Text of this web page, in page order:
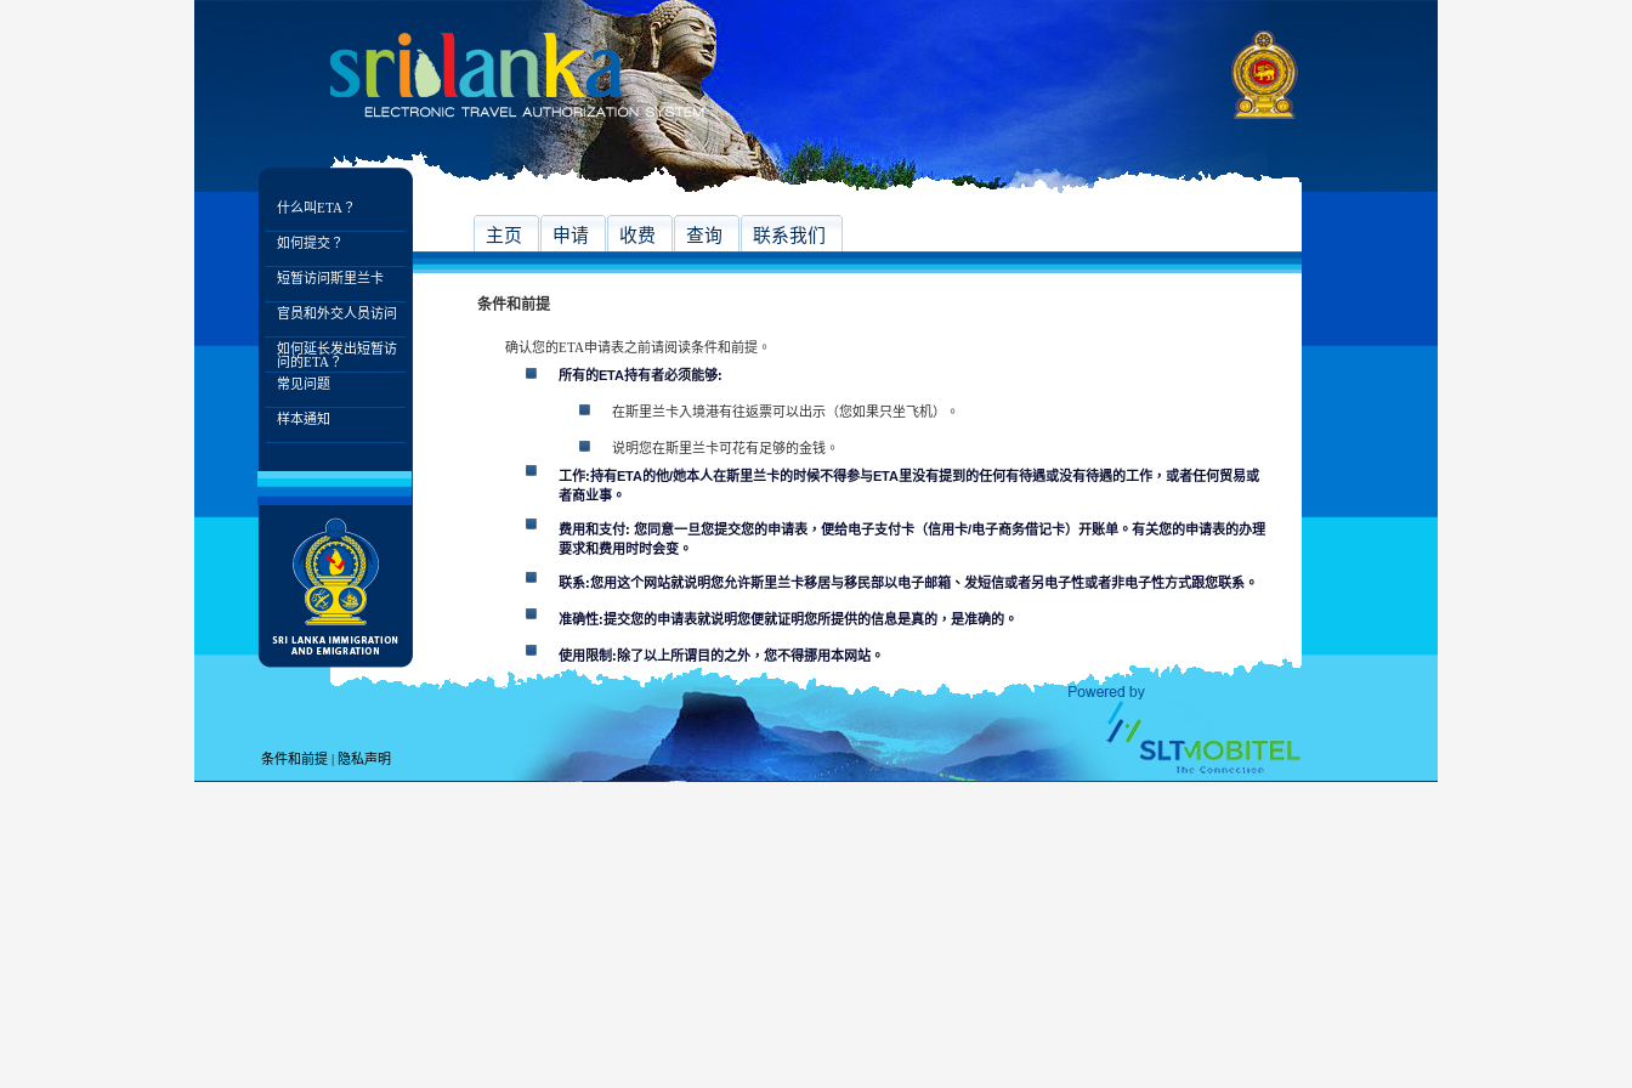
什么叫ETA？
如何提交？
短暂访问斯里兰卡
官员和外交人员访问
如何延长发出短暂访
问的ETA？
常见问题
样本通知
主页 申请 收费 查询 联系我们
条件和前提
确认您的ETA申请表之前请阅读条件和前提。
所有的ETA持有者必须能够:
在斯里兰卡入境港有往返票可以出示（您如果只坐飞机）。
说明您在斯里兰卡可花有足够的金钱。
工作:持有ETA的他/她本人在斯里兰卡的时候不得参与ETA里没有提到的任何有待遇或没有待遇的工作，或者任何贸易或
者商业事。
费用和支付: 您同意一旦您提交您的申请表，便给电子支付卡（信用卡/电子商务借记卡）开账单。有关您的申请表的办理
要求和费用时时会变。
联系:您用这个网站就说明您允许斯里兰卡移居与移民部以电子邮箱、发短信或者另电子性或者非电子性方式跟您联系。
准确性:提交您的申请表就说明您便就证明您所提供的信息是真的，是准确的。
使用限制:除了以上所谓目的之外，您不得挪用本网站。
用这个网站您便就接受
斯里兰卡移居与移民部不负责对出现本网上信息的完成性或者准确性。使用者将自己判断有关以上的事。本部排斥因本部
某个部门或其代理对网站所在或通过连到网的信息的使用，信赖等引起疏忽而造成的法律允许范围内损失或损毁责任。
条件和前提 | 隐私声明